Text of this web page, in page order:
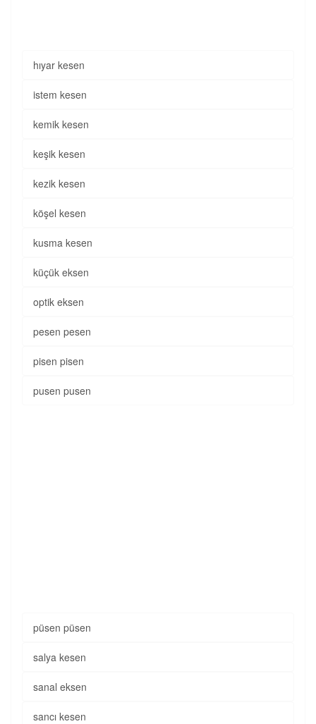
hıyar kesen
istem kesen
kemik kesen
keşik kesen
kezik kesen
köşel kesen
kusma kesen
küçük eksen
optik eksen
pesen pesen
pisen pisen
pusen pusen
püsen püsen
salya kesen
sanal eksen
sancı kesen